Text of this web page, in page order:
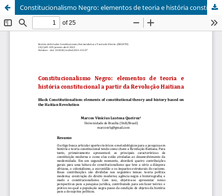
Constitucionalismo Negro: elementos de teoria e história constitucional a partir da Revolução Haitiana